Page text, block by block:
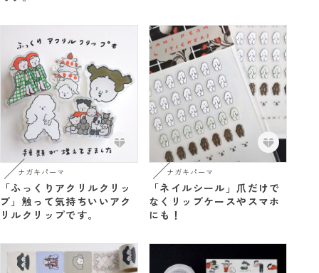
ナガキパーマ
「ふっくりアクリルクリッ
プ」触って気持ちいいアク
リルクリップです。
ナガキパーマ
「ネイルシール」爪だけで
なくリップケースやスマホ
にも！